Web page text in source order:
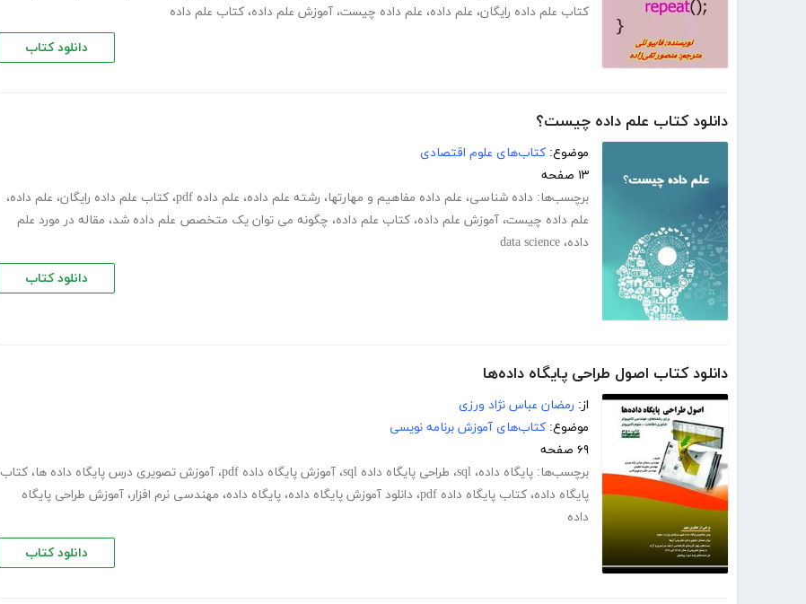
کتاب علم داده رایگان، علم داده، علم داده چیست، آموزش علم داده، کتاب علم داده
دانلود کتاب
دانلود کتاب علم داده چیست؟
موضوع: کتاب‌های علوم اقتصادی
۱۳ صفحه
برچسب‌ها: داده شناسی، علم داده مفاهیم و مهارتها، رشته علم داده، علم داده pdf ، کتاب علم داده رایگان، علم داده،
علم داده چیست، آموزش علم داده، کتاب علم داده، چگونه می توان یک متخصص علم داده شد، مقاله در مورد علم
داده، data science
دانلود کتاب
دانلود کتاب اصول طراحی پایگاه داده‌ها
از: رمضان عباس نژاد ورزی
موضوع: کتاب‌های آموزش برنامه نویسی
۶۹ صفحه
برچسب‌ها: پایگاه داده، sql، طراحی پایگاه داده sql ، آموزش پایگاه داده pdf ، آموزش تصویری درس پایگاه داده ها، کتاب
پایگاه داده، کتاب پایگاه داده pdf ، دانلود آموزش پایگاه داده، پایگاه داده، مهندسی نرم افزار، آموزش طراحی پایگاه
داده
دانلود کتاب